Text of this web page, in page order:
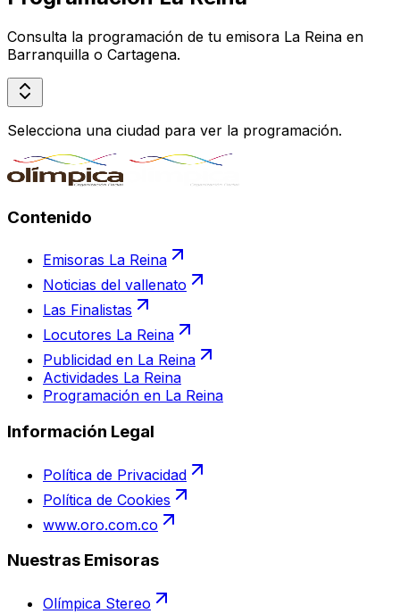
Consulta la programación de tu emisora La Reina en
Barranquilla o Cartagena.
Selecciona una ciudad para ver la programación.
Contenido
Emisoras La Reina
Noticias del vallenato
Las Finalistas
Locutores La Reina
Publicidad en La Reina
Actividades La Reina
Programación en La Reina
Información Legal
Política de Privacidad
Política de Cookies
www.oro.com.co
Nuestras Emisoras
Olímpica Stereo